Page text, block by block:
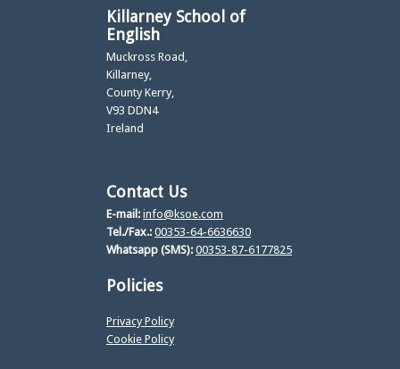
Killarney School of
English
Muckross Road,
Killarney,
County Kerry,
V93 DDN4
Ireland
Contact Us
E-mail: info@ksoe.com
Tel./Fax.: 00353-64-6636630
Whatsapp (SMS): 00353-87-6177825
Policies
Privacy Policy
Cookie Policy